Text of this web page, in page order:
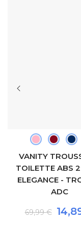
VANITY
TOILETTE ABS
ELEGANCE -
ADC
69,99 €